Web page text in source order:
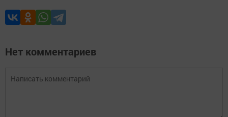
Нет комментариев